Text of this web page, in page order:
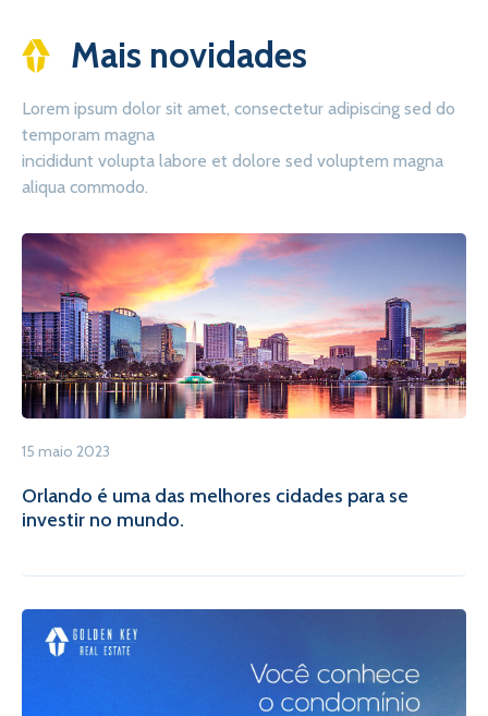
Mais novidades
Lorem ipsum dolor sit amet, consectetur adipiscing sed do
temporam magna
incididunt volupta labore et dolore sed voluptem magna
aliqua commodo.
15 maio 2023
Orlando é uma das melhores cidades para se
investir no mundo.